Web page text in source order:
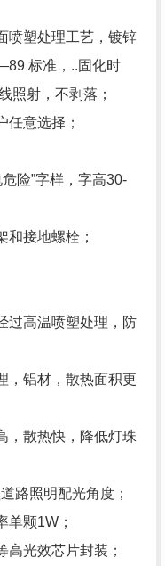
喷塑处理工艺，镀锌
标准，..固化时
照射，不剥落；
任意选择；
险”字样，字高30-
和接地螺栓；
过高温喷塑处理，防
，铝材，散热面积更
，散热快，降低灯珠
路照明配光角度；
单颗1W；
光效芯片封装；